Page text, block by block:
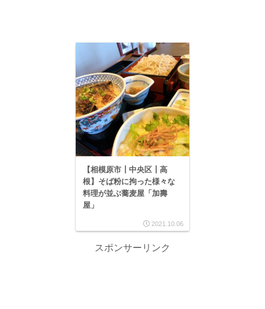
【相模原市┃中央区┃高
根】そば粉に拘った様々な
料理が並ぶ蕎麦屋「加壽
屋」
2021.10.06
スポンサーリンク